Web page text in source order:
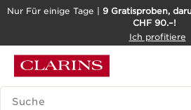
BARRIEREFREIHEITSWERKZEUG
Nur Für einige Tage | 9 Gratisproben,
CHF 90.–!
Ich profitiere
LEGENDE SUCHEN